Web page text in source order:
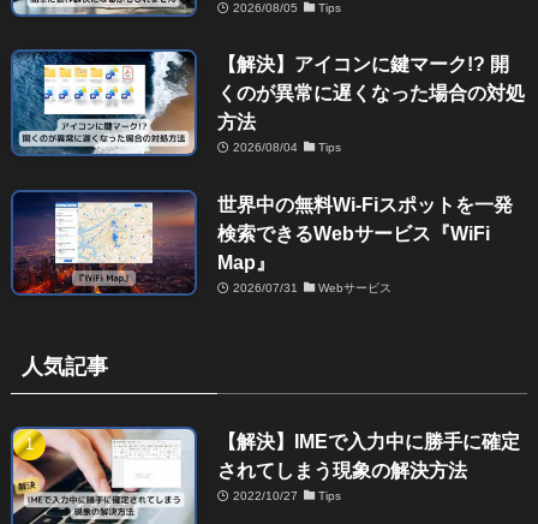
2026/08/05 Tips
【解決】アイコンに鍵マーク!? 開
くのが異常に遅くなった場合の対処
方法
2026/08/04 Tips
世界中の無料Wi-Fiスポットを一発
検索できるWebサービス『WiFi
Map』
2026/07/31 Webサービス
人気記事
【解決】IMEで入力中に勝手に確定
されてしまう現象の解決方法
2022/10/27 Tips